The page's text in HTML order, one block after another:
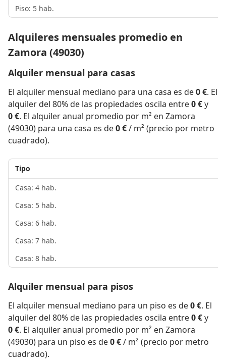
Piso: 5 hab.
Alquileres mensuales promedio en
Zamora (49030)
Alquiler mensual para casas
El alquiler mensual mediano para una casa es de0 €. El
alquiler del 80% de las propiedades oscila entre0 €y
0 €. El alquiler anual promedio por m² en Zamora
(49030) para una casa es de0 €/ m² (precio por metro
cuadrado).
Tipo
Casa: 4 hab.
Casa: 5 hab.
Casa: 6 hab.
Casa: 7 hab.
Casa: 8 hab.
Alquiler mensual para pisos
El alquiler mensual mediano para un piso es de0 €. El
alquiler del 80% de las propiedades oscila entre0 €y
0 €. El alquiler anual promedio por m² en Zamora
(49030) para un piso es de0 €/ m² (precio por metro
cuadrado).